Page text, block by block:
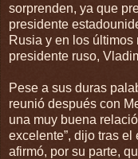
sorprenden, ya que
presidente
Rusia y en los últimos
presidente ruso,
Pese a sus duras
reunió después con
una muy buena
excelente”, dijo tras
afirmó, por su parte,